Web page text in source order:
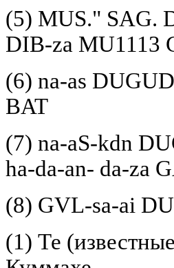
(5) MUS." SAG.
DIB-za MU1113
(6) na-as
BAT
(7) na-aS-kdn
ha-da-an- da-za
(8) GVL-sa-ai
(1) Те